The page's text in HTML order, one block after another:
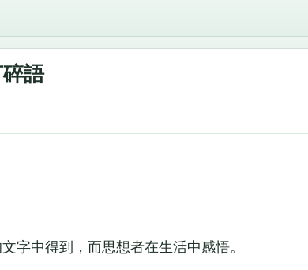
語
中得到，而思想者在生活中感悟。